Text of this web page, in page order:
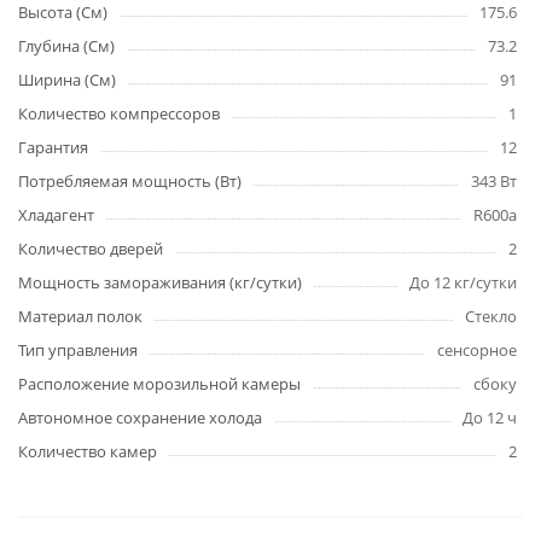
Высота (См)
175.6
Глубина (См)
73.2
Ширина (См)
91
Количество компрессоров
1
Гарантия
12
Потребляемая мощность (Вт)
343 Вт
Хладагент
R600a
Количество дверей
2
Мощность замораживания (кг/сутки)
До 12 кг/cутки
Материал полок
Стекло
Тип управления
сенсорное
Расположение морозильной камеры
сбоку
Автономное сохранение холода
До 12 ч
Количество камер
2